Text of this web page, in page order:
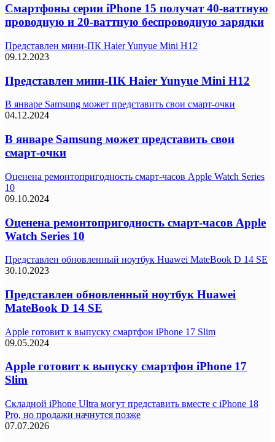
Смартфоны серии iPhone 15 получат 40-ваттную
проводную и 20-ваттную беспроводную зарядки
Представлен мини-ПК Haier Yunyue Mini H12
09.12.2023
Представлен мини-ПК Haier Yunyue Mini H12
В январе Samsung может представить свои смарт-очки
04.12.2024
В январе Samsung может представить свои
смарт-очки
Оценена ремонтопригодность смарт-часов Apple Watch Series
10
09.10.2024
Оценена ремонтопригодность смарт-часов Apple
Watch Series 10
Представлен обновленный ноутбук Huawei MateBook D 14 SE
30.10.2023
Представлен обновленный ноутбук Huawei
MateBook D 14 SE
Apple готовит к выпуску смартфон iPhone 17 Slim
09.05.2024
Apple готовит к выпуску смартфон iPhone 17
Slim
Складной iPhone Ultra могут представить вместе с iPhone 18
Pro, но продажи начнутся позже
07.07.2026